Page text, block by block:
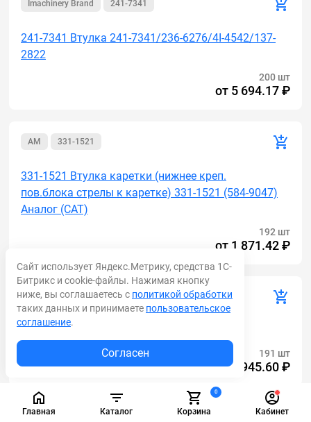
Главная Каталог
0
Корзина Кабинет
Imachinery Brand 241-7341
241-7341 Втулка 241-7341/236-6276/4I-4542/137-
2822
200 шт
от 5 694.17 ₽
AM 331-1521
331-1521 Втулка каретки (нижнее креп.
пов.блока стрелы к каретке) 331-1521 (584-9047)
Аналог (САТ)
192 шт
от 1 871.42 ₽
TUXAR 809/00177
809/00177 Втулка JCB
191 шт
от1 945.60 ₽
Сайт использует Яндекс.Метрику, средства 1С-
Битрикс и cookie-файлы. Нажимая кнопку
ниже, вы соглашаетесь с политикой обработки
таких данных и принимаете пользовательское
соглашение.
Согласен